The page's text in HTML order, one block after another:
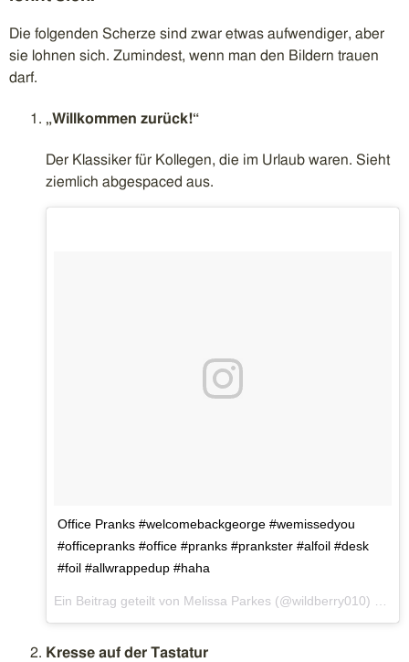
Die folgenden Scherze sind zwar etwas aufwendiger, aber
sie lohnen sich. Zumindest, wenn man den Bildern trauen
darf.
„Willkommen zurück!“
Der Klassiker für Kollegen, die im Urlaub waren. Sieht
ziemlich abgespaced aus.
Office Pranks #welcomebackgeorge #wemissedyou
#officepranks #office #pranks #prankster #alfoil #desk
#foil #allwrappedup #haha
Kresse auf der Tastatur